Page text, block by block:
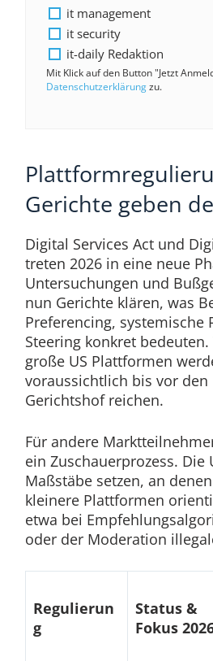
it management
it security
it-daily Redaktion
Mit Klick auf den Button "Jetzt
Datenschutzerklärungzu.
Gerichte geben
Digital Services Act und
treten 2026 in eine neue
Untersuchungen und
nun Gerichte klären, was
Preferencing, systemische
Steering konkret
große US Plattformen
voraussichtlich bis vor den
Gerichtshof reichen.
Für andere
ein Zuschauerprozess. Die
Maßstäbe setzen, an
kleinere Plattformen
etwa bei
oder der Moderation
Regulierun
g
Status &
Fokus